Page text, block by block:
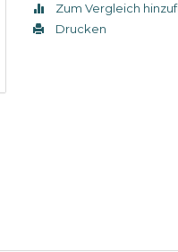
Zum Vergleich
Drucken